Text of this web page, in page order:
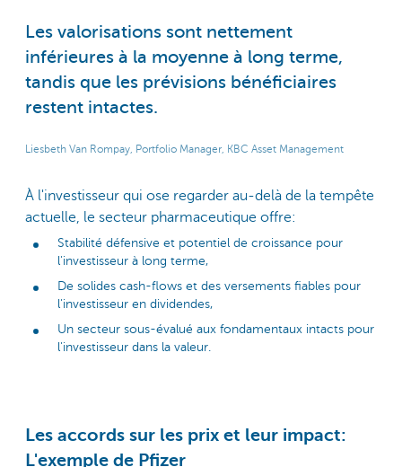
Les valorisations sont nettement
inférieures à la moyenne à long terme,
tandis que les prévisions bénéficiaires
restent intactes.
Liesbeth Van Rompay, Portfolio Manager, KBC Asset Management
À l'investisseur qui ose regarder au-delà de la tempête
actuelle, le secteur pharmaceutique offre:
Stabilité défensive et potentiel de croissance pour
l'investisseur à long terme,
De solides cash-flows et des versements fiables pour
l'investisseur en dividendes,
Un secteur sous-évalué aux fondamentaux intacts pour
l'investisseur dans la valeur.
Les accords sur les prix et leur impact:
L'exemple de Pfizer